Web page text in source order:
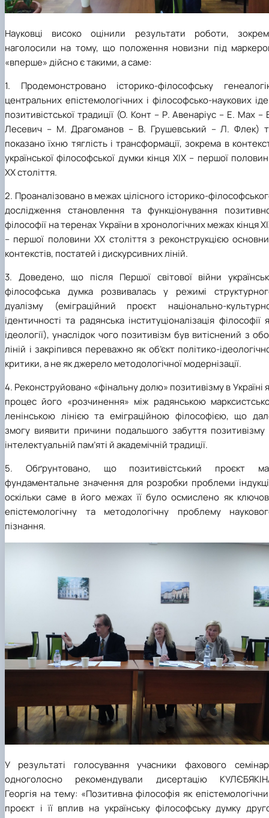
Науковці високо оцінили результати роботи,
наголосили на тому, що положення новизни під
«вперше» дійсно є такими, а саме:
1. Продемонстровано історико-філософську
центральних епістемологічних і філософсько-наукових
позитивістської традиції (О. Конт – Р. Авенаріус – Е. Мах –
Лесевич – М. Драгоманов – В. Грушевський – Л. Флек)
показано їхню тяглість і трансформації, зокрема в
української філософської думки кінця ХІХ – першої
ХХ століття.
2. Проаналізовано в межах цілісного історико-
дослідження становлення та функціонування
філософії на теренах України в хронологічних межах кінця
– першої половини ХХ століття з реконструкцією
контекстів, постатей і дискурсивних ліній.
3. Доведено, що після Першої світової війни
філософська думка розвивалась у режимі
дуалізму (еміграційний проєкт національно-
ідентичності та радянська інституціоналізація філософії
ідеології), унаслідок чого позитивізм був витіснений з
ліній і закріпився переважно як об’єкт політико-
критики, а не як джерело методологічної модернізації.
4. Реконструйовано «фінальну долю» позитивізму в Україні
процес його «розчинення» між радянською
ленінською лінією та еміграційною філософією, що
змогу виявити причини подальшого забуття позитивізму
інтелектуальній пам’яті й академічній традиції.
5. Обґрунтовано, що позитивістський проєкт
фундаментальне значення для розробки проблеми
оскільки саме в його межах її було осмислено як
епістемологічну та методологічну проблему
пізнання.
У результаті голосування учасники фахового
одноголосно рекомендували дисертацію
Георгія на тему: «Позитивна філософія як
проєкт і її вплив на українську філософську думку